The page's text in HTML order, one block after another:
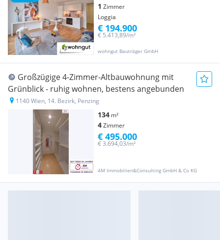
1 Zimmer
Loggia
wohngut Bauträger GmbH
€ 5.413,89/m²
€ 194.900
Großzügige 4-Zimmer-Altbauwohnung mit
Grünblick - ruhig wohnen, bestens angebunden
1140 Wien, 14. Bezirk, Penzing
134 m²
4Zimmer
4M Immobilien&Consulting GmbH & Co KG
€ 3.694,03/m²
€ 495.000